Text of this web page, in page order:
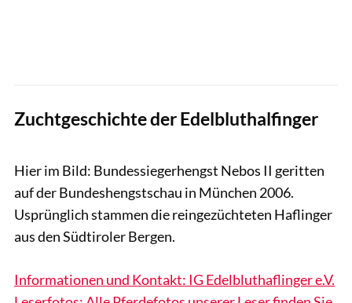
Zuchtgeschichte der Edelbluthalfinger
Hier im Bild: Bundessiegerhengst Nebos II geritten
auf der Bundeshengstschau in München 2006.
Usprünglich stammen die reingezüchteten Haflinger
aus den Südtiroler Bergen.
Informationen und Kontakt: IG Edelbluthaflinger e.V.